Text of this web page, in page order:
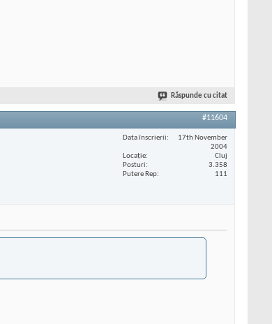
Răspunde cu citat
#11604
Data înscrierii
17th November
2004
Locaţie
Cluj
Posturi
3.358
Putere Rep
111